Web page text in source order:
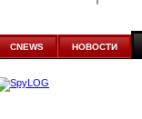
аналитике
CNEWS НОВОСТИ